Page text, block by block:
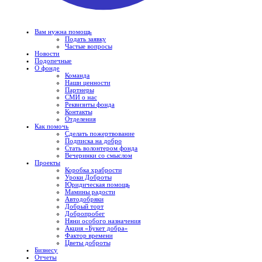
Вам нужна помощь
Подать заявку
Частые вопросы
Новости
Подопечные
О фонде
Команда
Наши ценности
Партнеры
СМИ о нас
Реквизиты фонда
Контакты
Отделения
Как помочь
Сделать пожертвование
Подписка на добро
Стать волонтером фонда
Вечеринки со смыслом
Проекты
Коробка храбрости
Уроки Доброты
Юридическая помощь
Мамины радости
Автодобряки
Добрый торт
Добропробег
Няни особого назначения
Акция «Букет добра»
Фактор времени
Цветы доброты
Бизнесу
Отчеты